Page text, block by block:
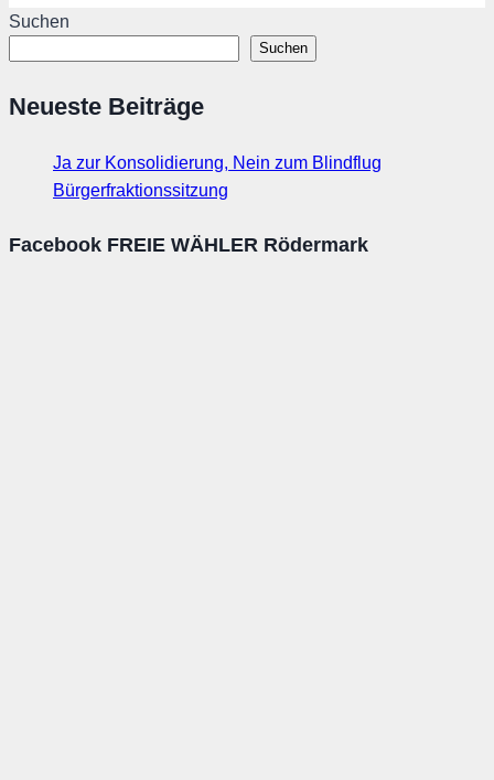
Suchen
Suchen
Neueste Beiträge
Ja zur Konsolidierung, Nein zum Blindflug
Bürgerfraktionssitzung
Facebook FREIE WÄHLER Rödermark